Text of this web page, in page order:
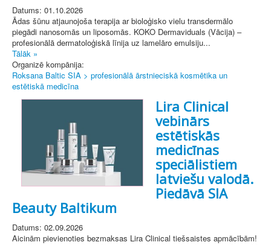
Datums: 01.10.2026
Ādas šūnu atjaunojoša terapija ar bioloģisko vielu transdermālo
piegādi nanosomās un liposomās. KOKO Dermaviduals (Vācija) –
profesionālā dermatoloģiskā līnija uz lamelāro emulsiju...
Tālāk »
Organizē kompānija:
Roksana Baltic SIA > profesionālā ārstnieciskā kosmētika un
estētiskā medicīna
Lira Clinical
vebinārs
estētiskās
medicīnas
speciālistiem
latviešu valodā.
Piedāvā SIA
Beauty Baltikum
Datums: 02.09.2026
Aicinām pievienoties bezmaksas Lira Clinical tiešsaistes apmācībām!